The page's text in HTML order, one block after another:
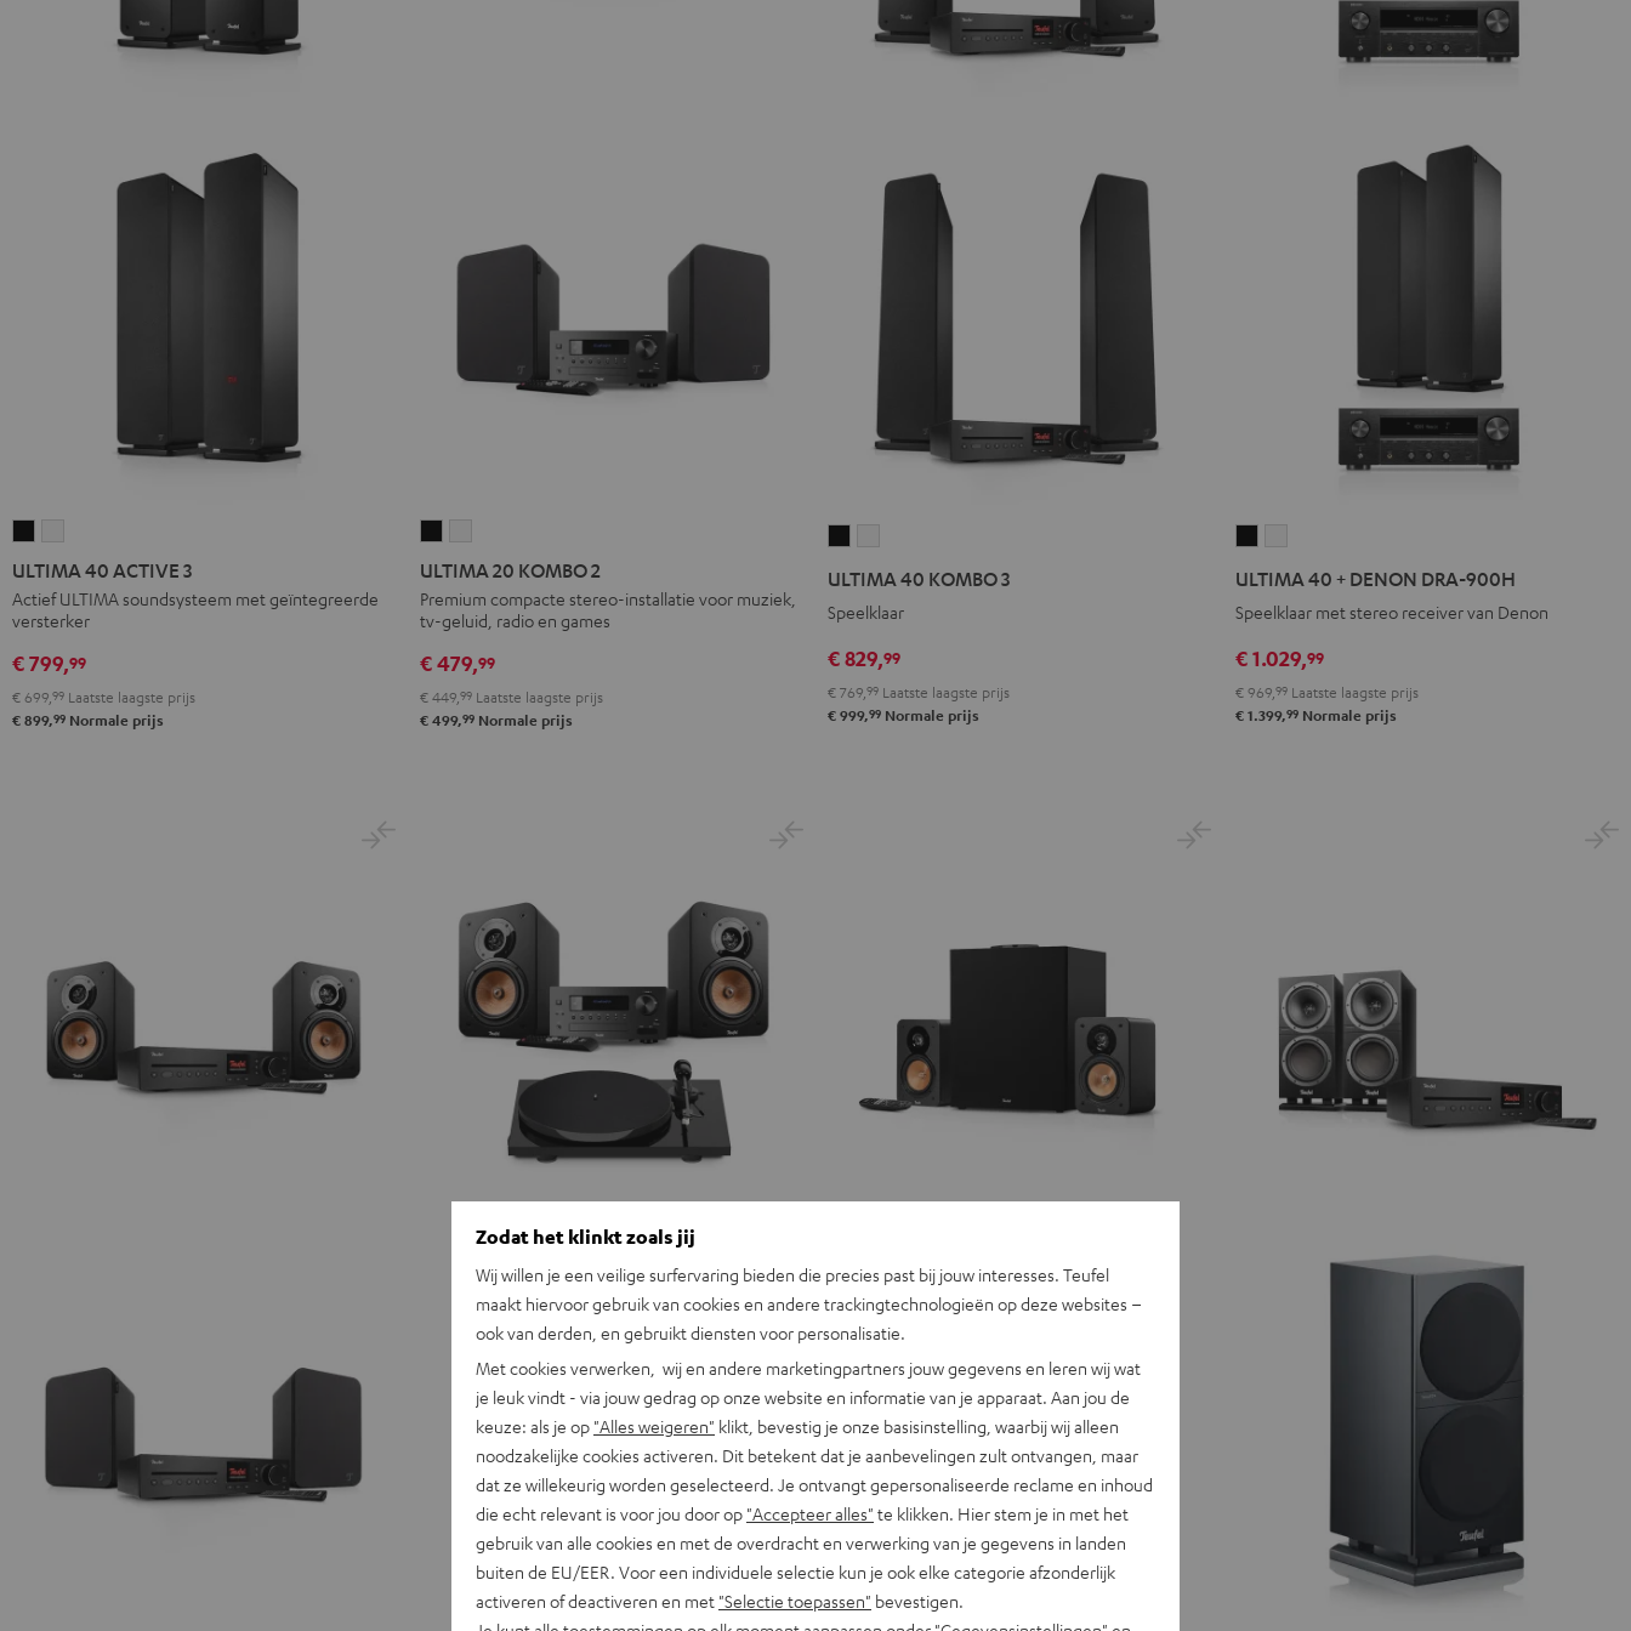
40
ACTIVE
3
40
ACTIVE
3
ULTIMA 40 ACTIVE 3
Actief ULTIMA soundsysteem met geïntegreerde
versterker
€ 799,99
€ 699, 99 Laatste laagste prijs
€ 899,99 Normale prijs
20
KOMBO
2
20
2
ULTIMA 20 KOMBO 2
Premium compacte stereo-installatie voor muziek,
tv-geluid, radio en games
€ 479,99
€ 449, 99 Laatste laagste prijs
€ 499,99 Normale prijs
3
Zwart
3
Wit
ULTIMA 40 KOMBO 3
Speelklaar
€ 829,99
€ 769, 99 Laatste laagste prijs
€ 999,99 Normale prijs
DENON
DRA-
900H
Zwart
DENON
DRA-
900H
Wit
ULTIMA 40 + DENON DRA-900H
Speelklaar met stereo receiver van Denon
€ 1.029,99
€ 969, 99 Laatste laagste prijs
€ 1.399,99 Normale prijs
Zodat het klinkt zoals jij
Wij willen je een veilige surfervaring bieden die precies past bij jouw interesses. Teufel
maakt hiervoor gebruik van cookies en andere trackingtechnologieën op deze websites –
ook van derden, en gebruikt diensten voor personalisatie.
Met cookies verwerken, wij en andere marketingpartners jouw gegevens en leren wij wat
je leuk vindt - via jouw gedrag op onze website en informatie van je apparaat. Aan jou de
keuze: als je op "Alles weigeren" klikt, bevestig je onze basisinstelling, waarbij wij alleen
noodzakelijke cookies activeren. Dit betekent dat je aanbevelingen zult ontvangen, maar
dat ze willekeurig worden geselecteerd. Je ontvangt gepersonaliseerde reclame en inhoud
die echt relevant is voor jou door op "Accepteer alles" te klikken. Hier stem je in met het
gebruik van alle cookies en met de overdracht en verwerking van je gegevens in landen
buiten de EU/EER. Voor een individuele selectie kun je ook elke categorie afzonderlijk
activeren of deactiveren en met "Selectie toepassen" bevestigen.